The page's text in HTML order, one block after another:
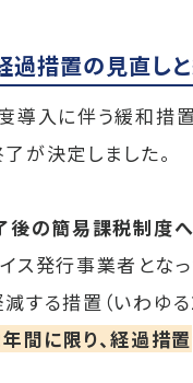
過措置の見直し
導入に伴う緩和措
が決定しました。
後の簡易課税制度
ス発行事業者とな
する措置（いわゆ
間に限り、経過措置